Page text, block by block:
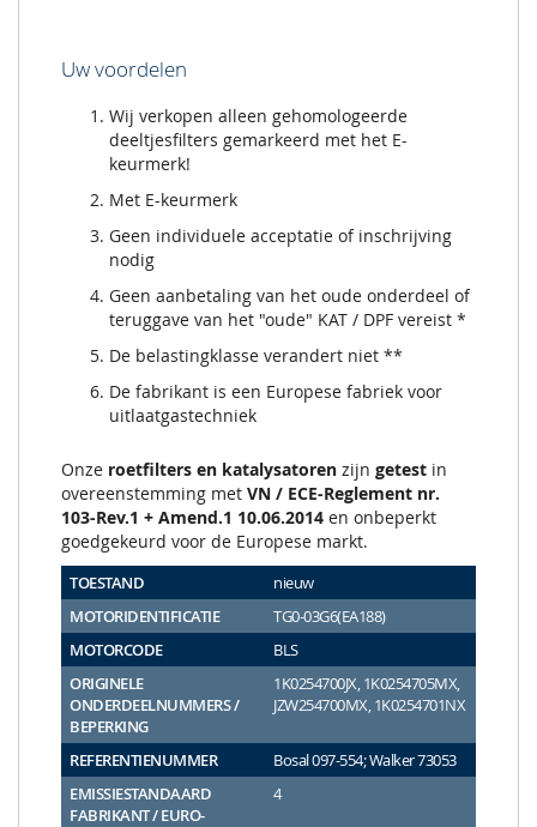
Uw voordelen
Wij verkopen alleen gehomologeerde
deeltjesfilters gemarkeerd met het E-
keurmerk!
Met E-keurmerk
Geen individuele acceptatie of inschrijving
nodig
Geen aanbetaling van het oude onderdeel of
teruggave van het "oude" KAT / DPF vereist *
De belastingklasse verandert niet **
De fabrikant is een Europese fabriek voor
uitlaatgastechniek
Onze roetfilters en katalysatoren zijn getest in
overeenstemming met VN / ECE-Reglement nr.
103-Rev.1 + Amend.1 10.06.2014 en onbeperkt
goedgekeurd voor de Europese markt.
TOESTAND
nieuw
MOTORIDENTIFICATIE
TG0-03G6(EA188)
MOTORCODE
BLS
ORIGINELE
ONDERDEELNUMMERS /
BEPERKING
1K0254700JX, 1K0254705MX,
JZW254700MX, 1K0254701NX
REFERENTIENUMMER
Bosal 097-554; Walker 73053
EMISSIESTANDAARD
FABRIKANT / EURO-
4